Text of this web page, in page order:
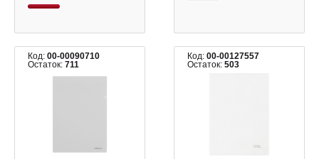
Код: 00-00090710
Остаток: 711
Код:00-00127557
Остаток:503